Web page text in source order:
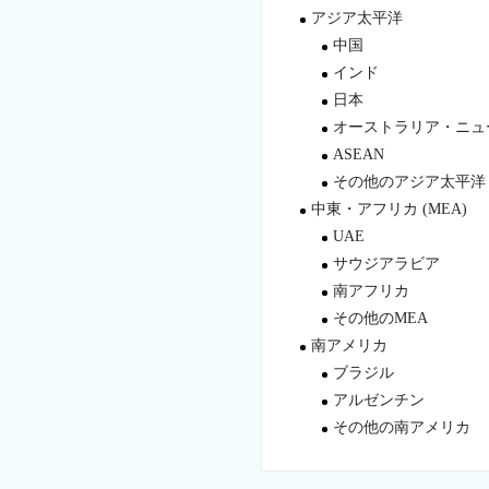
アジア太平洋
中国
インド
日本
オーストラリア・ニ
ASEAN
その他のアジア太平洋
中東・アフリカ (MEA)
UAE
サウジアラビア
南アフリカ
その他のMEA
南アメリカ
ブラジル
アルゼンチン
その他の南アメリカ